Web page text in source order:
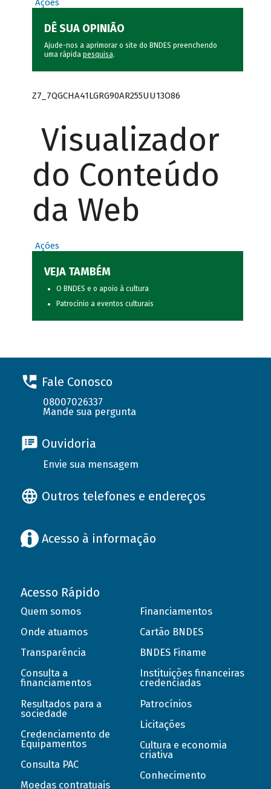
Ações
DÊ SUA OPINIÃO
Ajude-nos a aprimorar o site do BNDES preenchendo
uma rápida pesquisa.
Z7_7QGCHA41LGRG90AR255UU13O86
Visualizador
do Conteúdo
da Web
Ações
VEJA TAMBÉM
O BNDES e o apoio à cultura
Patrocínio a eventos culturais
Fale Conosco
08007026337
Mande sua pergunta
Ouvidoria
Envie sua mensagem
Outros telefones e endereços
Acesso à informação
Acesso Rápido
Quem somos
Onde atuamos
Transparência
Consulta a
financiamentos
Resultados para a
sociedade
Credenciamento de
Equipamentos
Consulta PAC
Moedas contratuais
Financiamentos
Cartão BNDES
BNDES Finame
Instituições financeiras
credenciadas
Patrocínios
Licitações
Cultura e economia
criativa
Conhecimento